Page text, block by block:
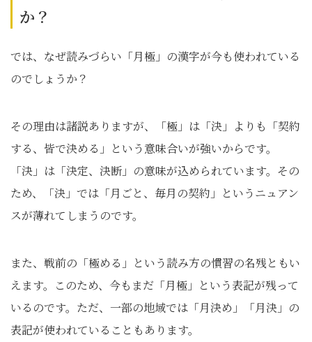
か？
では、なぜ読みづらい「月極」の漢字が今も使われている
のでしょうか？
その理由は諸説ありますが、「極」は「決」よりも「契約
する、皆で決める」という意味合いが強いからです。
「決」は「決定、決断」の意味が込められています。その
ため、「決」では「月ごと、毎月の契約」というニュアン
スが薄れてしまうのです。
また、戦前の「極める」という読み方の慣習の名残ともい
えます。このため、今もまだ「月極」という表記が残って
いるのです。ただ、一部の地域では「月決め」「月決」の
表記が使われていることもあります。